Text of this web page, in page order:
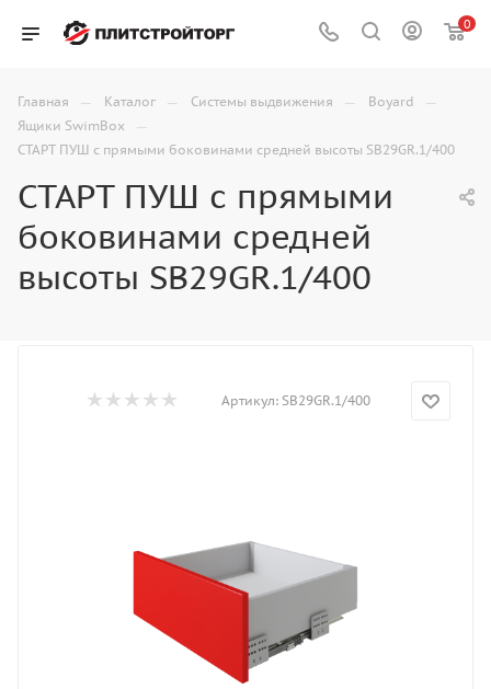
0
Главная — Каталог — Системы выдвижения — Boyard —
Ящики SwimBox —
СТАРТ ПУШ с прямыми боковинами средней высоты SB29GR.1/400
СТАРТ ПУШ с прямыми
боковинами средней
высоты SB29GR.1/400
Артикул: SB29GR.1/400